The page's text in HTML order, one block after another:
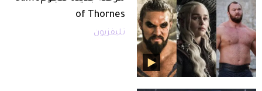
of Thornes
تليفزيون